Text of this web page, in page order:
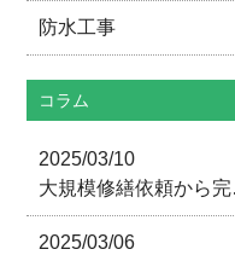
防水工事
コラム
2025/03/10
大規模修繕依頼から
2025/03/06